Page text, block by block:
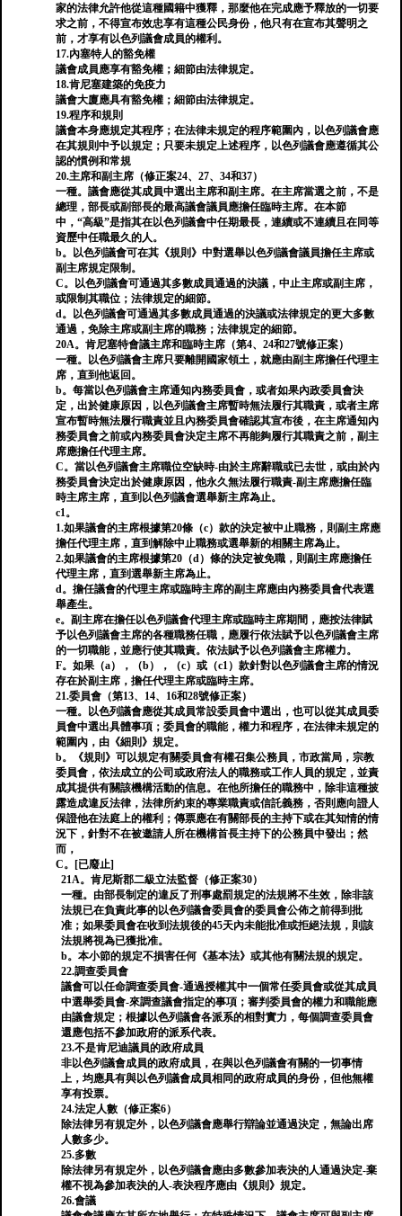
家的法律允許他從這種國籍中獲釋，那麼他在完成應予釋放的一切要
求之前，不得宣布效忠享有這種公民身份，他只有在宣布其聲明之
前，才享有以色列議會成員的權利。
17.內塞特人的豁免權
議會成員應享有豁免權；細節由法律規定。
18.肯尼塞建築的免疫力
議會大廈應具有豁免權；細節由法律規定。
19.程序和規則
議會本身應規定其程序；在法律未規定的程序範圍內，以色列議會應
在其規則中予以規定；只要未規定上述程序，以色列議會應遵循其公
認的慣例和常規
20.主席和副主席（修正案24、27、34和37）
一種。議會應從其成員中選出主席和副主席。在主席當選之前，不是
總理，部長或副部長的最高議會議員應擔任臨時主席。在本節
中，“高級”是指其在以色列議會中任期最長，連續或不連續且在同等
資歷中任職最久的人。
b。以色列議會可在其《規則》中對選舉以色列議會議員擔任主席或
副主席規定限制。
C。以色列議會可通過其多數成員通過的決議，中止主席或副主席，
或限制其職位；法律規定的細節。
d。以色列議會可通過其多數成員通過的決議或法律規定的更大多數
通過，免除主席或副主席的職務；法律規定的細節。
20A。肯尼塞特會議主席和臨時主席（第4、24和27號修正案）
一種。以色列議會主席只要離開國家領土，就應由副主席擔任代理主
席，直到他返回。
b。每當以色列議會主席通知內務委員會，或者如果內政委員會決
定，出於健康原因，以色列議會主席暫時無法履行其職責，或者主席
宣布暫時無法履行職責並且內務委員會確認其宣布後，在主席通知內
務委員會之前或內務委員會決定主席不再能夠履行其職責之前，副主
席應擔任代理主席。
C。當以色列議會主席職位空缺時-由於主席辭職或已去世，或由於內
務委員會決定出於健康原因，他永久無法履行職責-副主席應擔任臨
時主席主席，直到以色列議會選舉新主席為止。
c1。
1.如果議會的主席根據第20條（c）款的決定被中止職務，則副主席應
擔任代理主席，直到解除中止職務或選舉新的相關主席為止。
2.如果議會的主席根據第20（d）條的決定被免職，則副主席應擔任
代理主席，直到選舉新主席為止。
d。擔任議會的代理主席或臨時主席的副主席應由內務委員會代表選
舉產生。
e。副主席在擔任以色列議會代理主席或臨時主席期間，應按法律賦
予以色列議會主席的各種職務任職，應履行依法賦予以色列議會主席
的一切職能，並應行使其職責。依法賦予以色列議會主席權力。
F。如果（a），（b），（c）或（c1）款針對以色列議會主席的情況
存在於副主席，擔任代理主席或臨時主席。
21.委員會（第13、14、16和28號修正案）
一種。以色列議會應從其成員常設委員會中選出，也可以從其成員委
員會中選出具體事項；委員會的職能，權力和程序，在法律未規定的
範圍內，由《細則》規定。
b。《規則》可以規定有關委員會有權召集公務員，市政當局，宗教
委員會，依法成立的公司或政府法人的職務或工作人員的規定，並責
成其提供有關該機構活動的信息。在他所擔任的職務中，除非這種披
露造成違反法律，法律所約束的專業職責或信託義務，否則應向證人
保證他在法庭上的權利；傳票應在有關部長的主持下或在其知情的情
況下，針對不在被邀請人所在機構首長主持下的公務員中發出；然
而，
C。[已廢止]
21A。肯尼斯郡二級立法監督（修正案30）
一種。由部長制定的違反了刑事處罰規定的法規將不生效，除非該
法規已在負責此事的以色列議會委員會的委員會公佈之前得到批
准；如果委員會在收到法規後的45天內未能批准或拒絕法規，則該
法規將視為已獲批准。
b。本小節的規定不損害任何《基本法》或其他有關法規的規定。
22.調查委員會
議會可以任命調查委員會-通過授權其中一個常任委員會或從其成員
中選舉委員會-來調查議會指定的事項；審判委員會的權力和職能應
由議會規定；根據以色列議會各派系的相對實力，每個調查委員會
還應包括不參加政府的派系代表。
23.不是肯尼迪議員的政府成員
非以色列議會成員的政府成員，在與以色列議會有關的一切事情
上，均應具有與以色列議會成員相同的政府成員的身份，但他無權
享有投票。
24.法定人數（修正案6）
除法律另有規定外，以色列議會應舉行辯論並通過決定，無論出席
人數多少。
25.多數
除法律另有規定外，以色列議會應由多數參加表決的人通過決定-棄
權不視為參加表決的人-表決程序應由《規則》規定。
26.會議